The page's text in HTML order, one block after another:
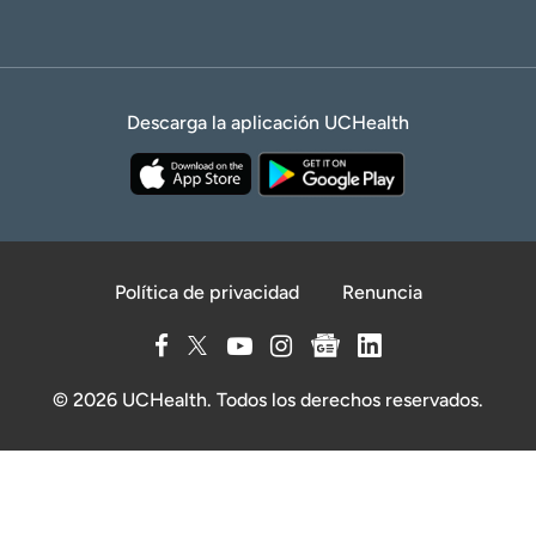
Descarga la aplicación UCHealth
Política de privacidad Renuncia
© 2026 UCHealth. Todos los derechos reservados.